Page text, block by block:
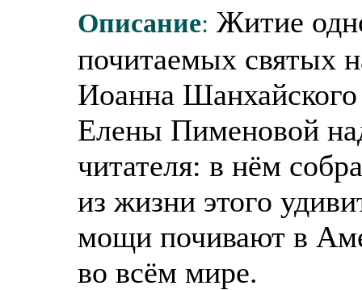
Описание: Житие
почитаемых святых
Иоанна
Елены Пименовой
читателя: в нём
из жизни этого
мощи почивают в
во всём мире.